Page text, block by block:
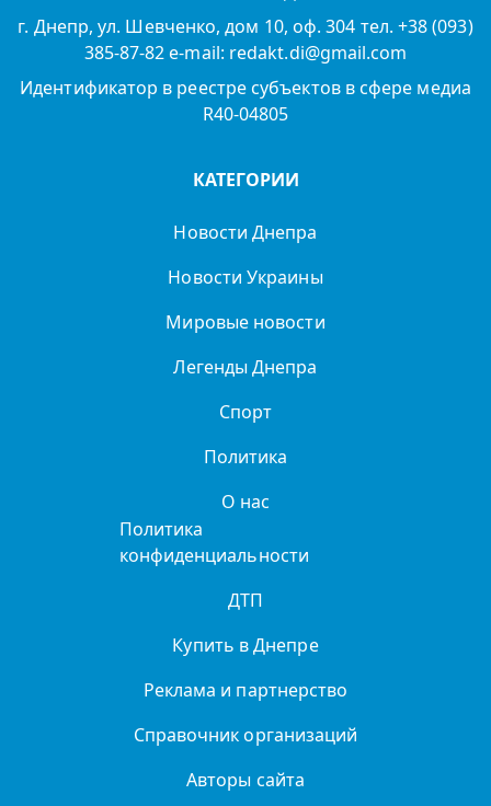
г. Днепр, ул. Шевченко, дом 10, оф. 304 тел. +38 (093)
385-87-82 e-mail: redakt.di@gmail.com
Идентификатор в реестре субъектов в сфере медиа
R40-04805
КАТЕГОРИИ
Новости Днепра
Новости Украины
Мировые новости
Легенды Днепра
Спорт
Политика
О нас
Политика
конфиденциальности
ДТП
Купить в Днепре
Реклама и партнерство
Справочник организаций
Авторы сайта